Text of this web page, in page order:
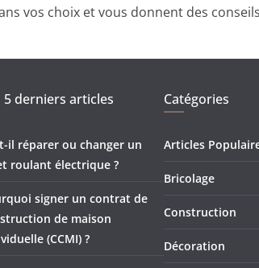
vos choix et vous donnent des
5 derniers articles
il réparer ou changer un
roulant électrique ?
signer un contrat de
de maison
(CCMI) ?
Catégories
Articles
Bricolage
Construction
Décoration